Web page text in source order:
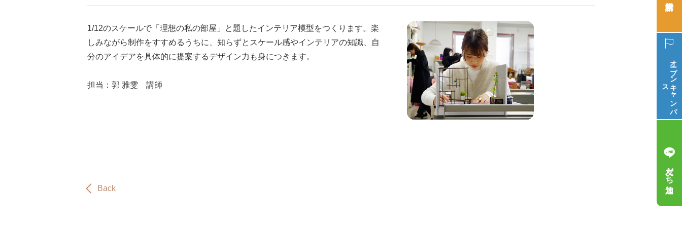
1/12のスケールで「理想の私の部屋」と題したインテリア模型をつくります。楽
しみながら制作をすすめるうちに、知らずとスケール感やインテリアの知識、自
分のアイデアを具体的に提案するデザイン力も身につきます。
担当：郭 雅雯 講師
Back
オープン
キ
ャ
ン
パ
ス
友だち追加